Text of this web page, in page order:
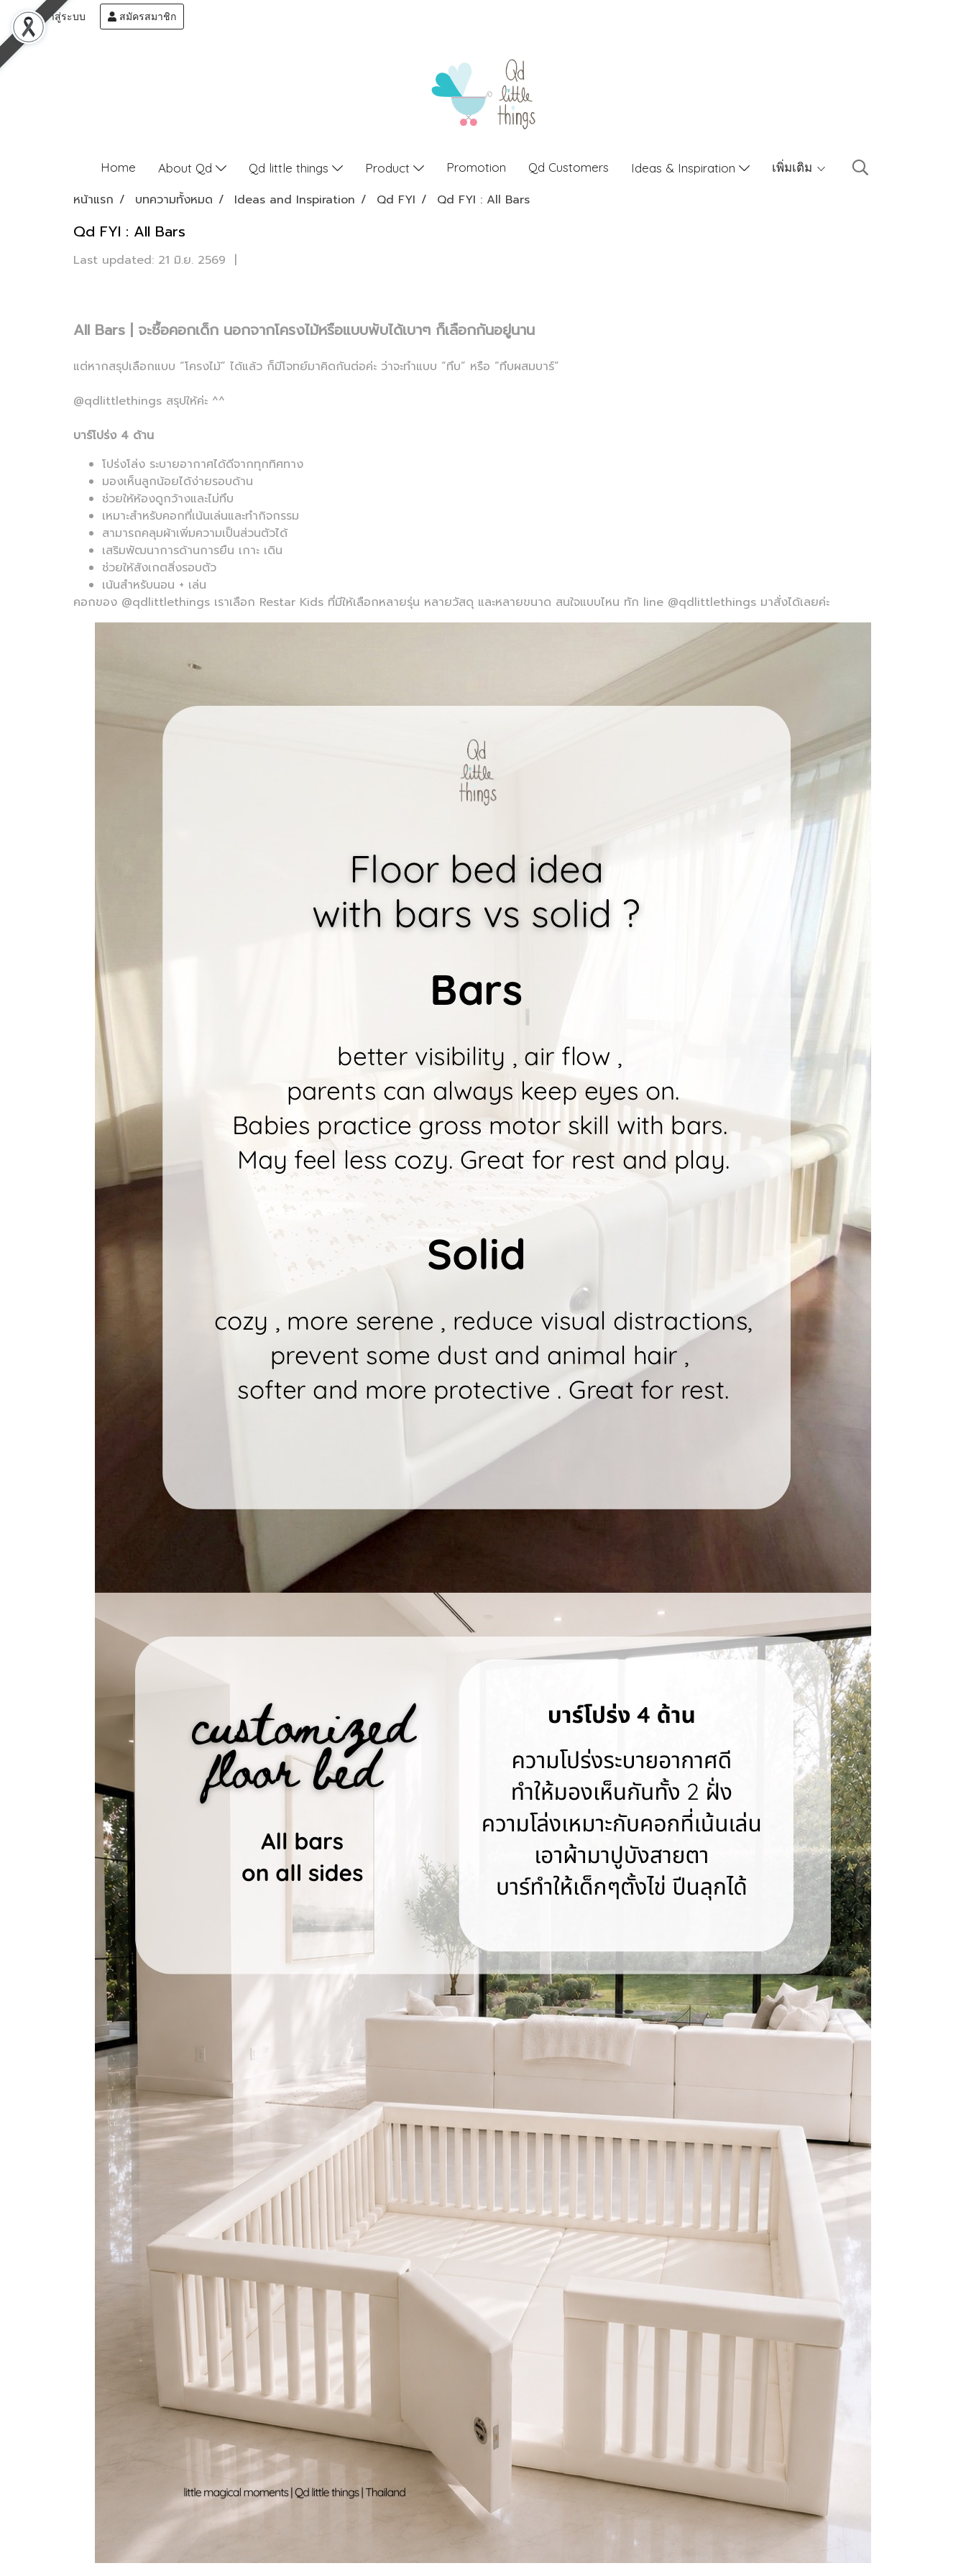
เข้าสู่ระบบ สมัครสมาชิก
Home About Qd Qd little things Product Promotion Qd Customers Ideas & Inspiration เพิ่มเติม
หน้าแรก บทความทั้งหมด Ideas and Inspiration Qd FYI Qd FYI : All Bars
Qd FYI : All Bars
Last updated: 21 มิ.ย. 2569 |
All Bars | จะซื้อคอกเด็ก นอกจากโครงไม้หรือแบบพับได้เบาๆ ก็เลือกกันอยู่นาน
แต่หากสรุปเลือกแบบ “โครงไม้” ได้แล้ว ก็มีโจทย์มาคิดกันต่อค่ะ ว่าจะทำแบบ “ทึบ” หรือ “ทึบผสมบาร์”
@qdlittlethings สรุปให้ค่ะ ^^
บาร์โปร่ง 4 ด้าน
โปร่งโล่ง ระบายอากาศได้ดีจากทุกทิศทาง
มองเห็นลูกน้อยได้ง่ายรอบด้าน
ช่วยให้ห้องดูกว้างและไม่ทึบ
เหมาะสำหรับคอกที่เน้นเล่นและทำกิจกรรม
สามารถคลุมผ้าเพิ่มความเป็นส่วนตัวได้
เสริมพัฒนาการด้านการยืน เกาะ เดิน
ช่วยให้สังเกตสิ่งรอบตัว
เน้นสำหรับนอน + เล่น
คอกของ @qdlittlethings เราเลือก Restar Kids ที่มีให้เลือกหลายรุ่น หลายวัสดุ และหลายขนาด สนใจแบบไหน ทัก line @qdlittlethings มาสั่งได้เลยค่ะ